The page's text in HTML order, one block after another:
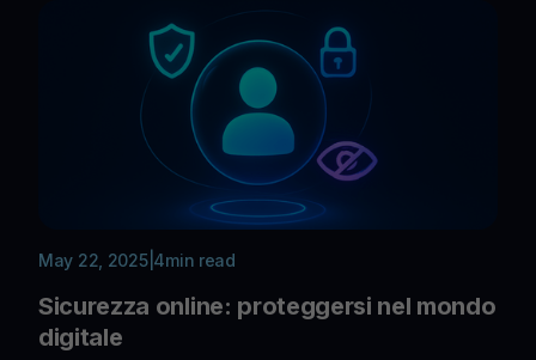
May 22, 2025| 4min read
Sicurezza online: proteggersi nel mondo
digitale